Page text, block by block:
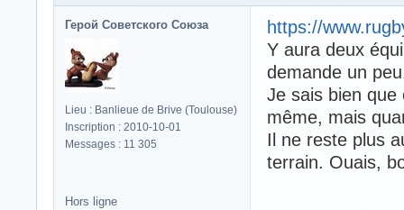
Герой Советского Союза
Lieu : Banlieue de Brive (Toulouse)
Inscription : 2010-10-01
Messages : 11 305
https://
Y aura deux
demande un
Je sais bien
même, mais
Il ne reste plus
terrain. Ouais,
Hors ligne